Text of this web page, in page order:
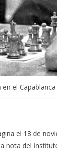
el Capablanca
el 18 de
nota del